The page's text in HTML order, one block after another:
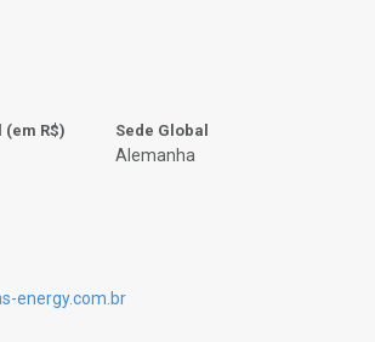
R$) Sede Global
Alemanha
energy.com.br